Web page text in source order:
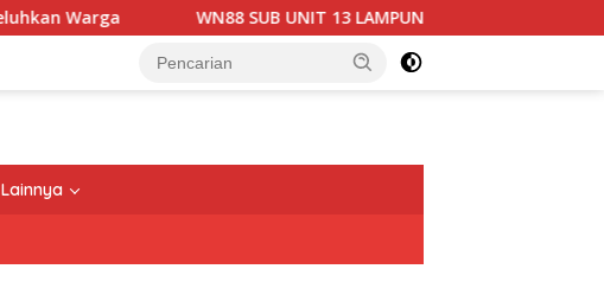
WN88 SUB UNIT 13 LAMPUNG UTARA GELAR RAPAT
Lainnya